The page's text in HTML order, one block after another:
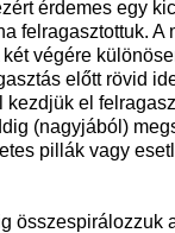
érdemes egy
felragasztottuk.
végére
előtt rövid
kezdjük el
(nagyjából)
pillák vagy
összespirálozzuk